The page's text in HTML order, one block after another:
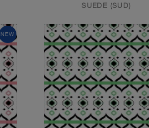
SUEDE (SUD)
NEW